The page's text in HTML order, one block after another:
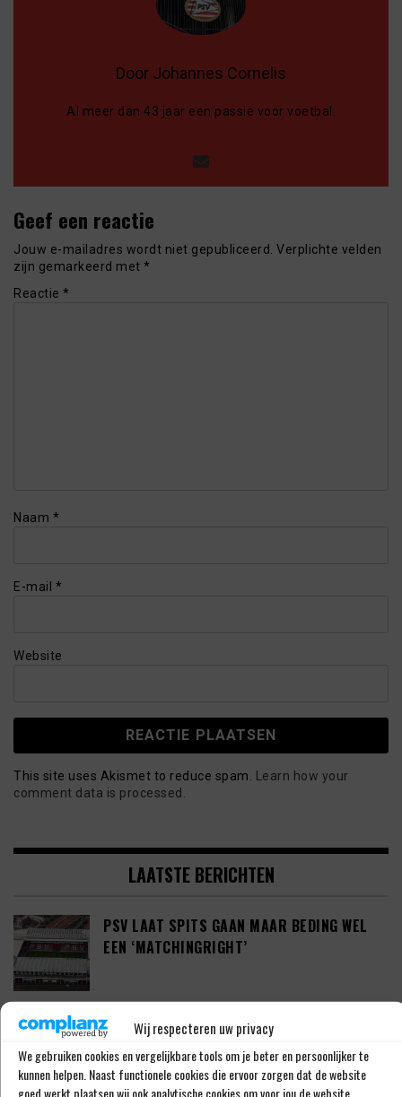
Wij respecteren uw privacy
We gebruiken cookies en vergelijkbare tools om je beter en persoonlijker te
kunnen helpen. Naast functionele cookies die ervoor zorgen dat de website
goed werkt plaatsen wij ook analytische cookies om voor jou de website
Door Johannes Cornelis
Al meer dan 43 jaar een passie voor voetbal.
Geef een reactie
Jouw e-mailadres wordt niet gepubliceerd. Verplichte velden
zijn gemarkeerd met *
Reactie *
Naam *
E-mail *
Website
This site uses Akismet to reduce spam.
Learn how your
comment data is processed.
LAATSTE BERICHTEN
PSV LAAT SPITS GAAN MAAR BEDING WEL
EEN ‘MATCHINGRIGHT’
‘PSV IN ONDERHANDELING MET HET
SCHOTSE RANGERS FC’